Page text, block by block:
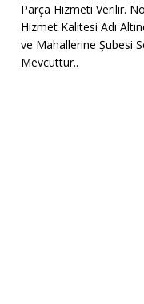
Parça Hizmeti Verilir.
Hizmet Kalitesi Adı
ve Mahallerine Şubesi
Mevcuttur..